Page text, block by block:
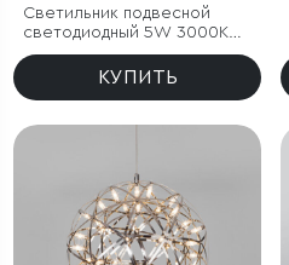
Светильник подвесной
светодиодный 5W 3000K
латунь
КУПИТЬ